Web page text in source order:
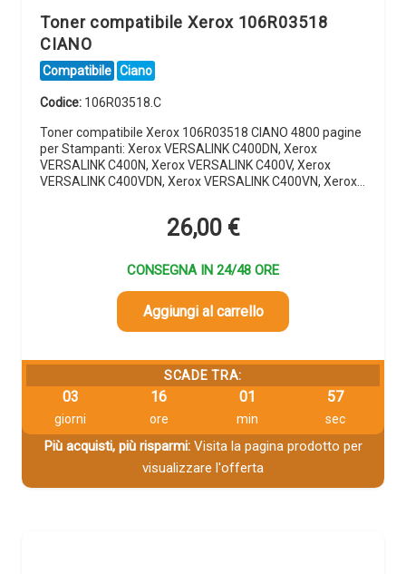
Toner compatibile Xerox 106R03518
CIANO
Compatibile Ciano
Codice: 106R03518.C
Toner compatibile Xerox 106R03518 CIANO 4800 pagine
per Stampanti: Xerox VERSALINK C400DN, Xerox
VERSALINK C400N, Xerox VERSALINK C400V, Xerox
VERSALINK C400VDN, Xerox VERSALINK C400VN, Xerox…
26,00 €
CONSEGNA IN 24/48 ORE
Aggiungi al carrello
SCADE TRA:
03
giorni
16
ore
01
min
56
sec
Più acquisti, più risparmi:Visita la pagina prodotto per
visualizzare l'offerta